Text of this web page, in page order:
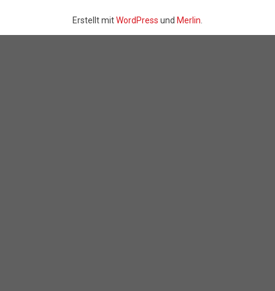
Erstellt mitWordPress und Merlin